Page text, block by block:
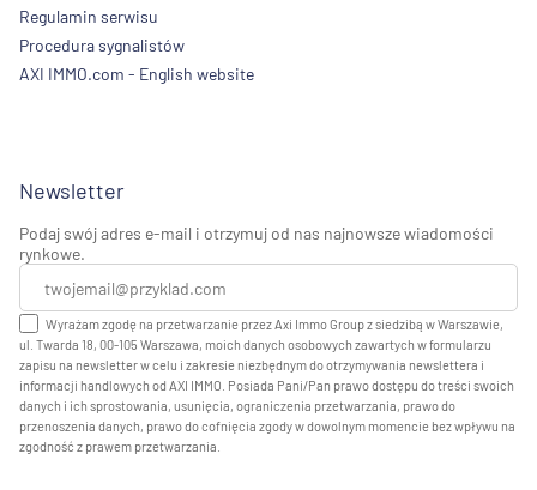
Regulamin serwisu
Procedura sygnalistów
AXI IMMO.com - English website
Newsletter
Podaj swój adres e-mail i otrzymuj od nas najnowsze wiadomości
rynkowe.
Wyrażam zgodę na przetwarzanie przez Axi Immo Group z siedzibą w Warszawie,
ul. Twarda 18, 00-105 Warszawa, moich danych osobowych zawartych w formularzu
zapisu na newsletter w celu i zakresie niezbędnym do otrzymywania newslettera i
informacji handlowych od AXI IMMO. Posiada Pani/Pan prawo dostępu do treści swoich
danych i ich sprostowania, usunięcia, ograniczenia przetwarzania, prawo do
przenoszenia danych, prawo do cofnięcia zgody w dowolnym momencie bez wpływu na
zgodność z prawem przetwarzania.